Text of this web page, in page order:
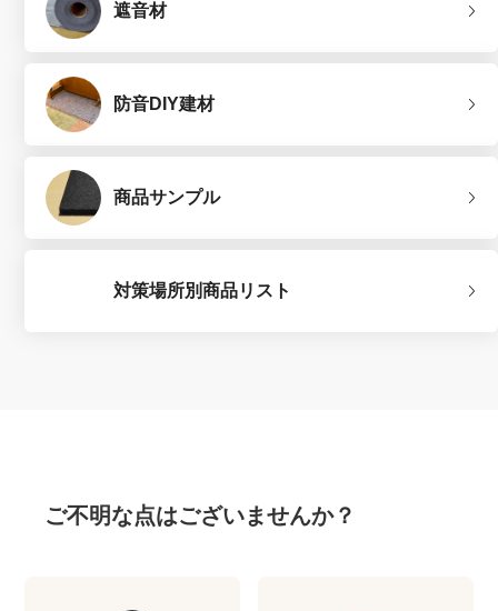
遮音材
防音DIY建材
商品サンプル
対策場所別商品リスト
ご不明な点はございませんか？